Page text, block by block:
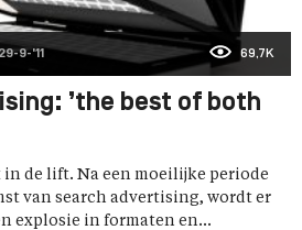
9-'11 69,7K
’the best of both
de lift. Na een moeilijke periode
van search advertising, wordt er
explosie in formaten en...